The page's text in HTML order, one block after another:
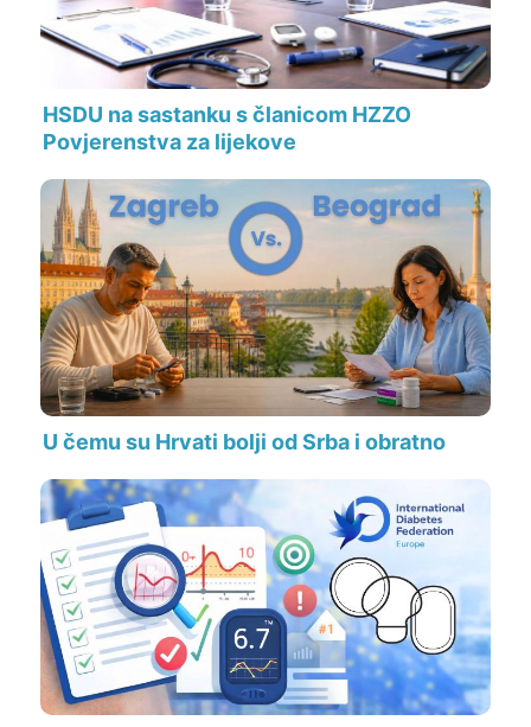
HSDU na sastanku s članicom HZZO
Povjerenstva za lijekove
U čemu su Hrvati bolji od Srba i obratno